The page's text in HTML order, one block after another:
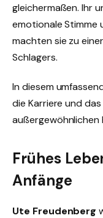
gleichermaßen. Ihr
emotionale Stimme
machten sie zu
Schlagers.
In diesem
die Karriere und
außergewöhnlichen
Frühes
Anfänge
Ute Freudenberg